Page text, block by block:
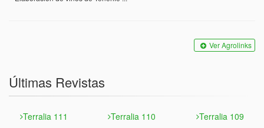
Ver Agrolinks
Últimas Revistas
Terralia 111 Terralia 110
Terralia 109